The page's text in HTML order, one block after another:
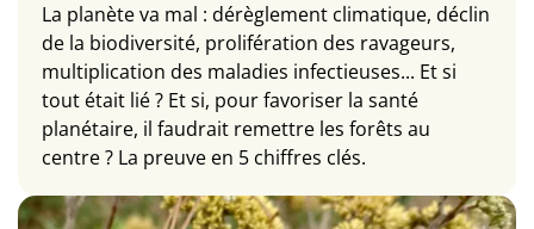
La planète va mal : dérèglement climatique, déclin
de la biodiversité, prolifération des ravageurs,
multiplication des maladies infectieuses... Et si
tout était lié ? Et si, pour favoriser la santé
planétaire, il faudrait remettre les forêts au
centre ? La preuve en 5 chiffres clés.